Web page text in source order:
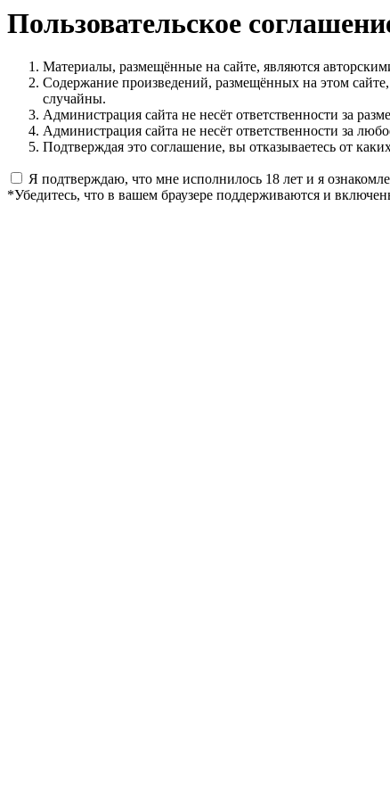
Пользовательское
Материалы, размещённые на сайте, являются
Содержание произведений, размещённых на этом
случайны.
Администрация сайта не несёт ответственности за
Администрация сайта не несёт ответственности за
Подтверждая это соглашение, вы отказываетесь от
Я подтверждаю, что мне исполнилось 18 лет и я
*Убедитесь, что в вашем браузере поддерживаются и